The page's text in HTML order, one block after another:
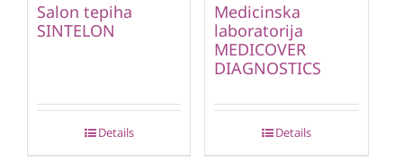
Salon tepiha
SINTELON
Details
Medicinska
laboratorija
MEDICOVER
DIAGNOSTICS
Details